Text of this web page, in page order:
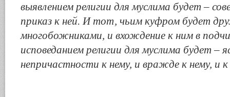
выявлением религии для муслима будет –
приказ к ней. И тот, чьим куфром будет
многобожниками, и вхождение к ним в
исповеданием религии для муслима будет –
непричастности к нему, и вражде к нему, и